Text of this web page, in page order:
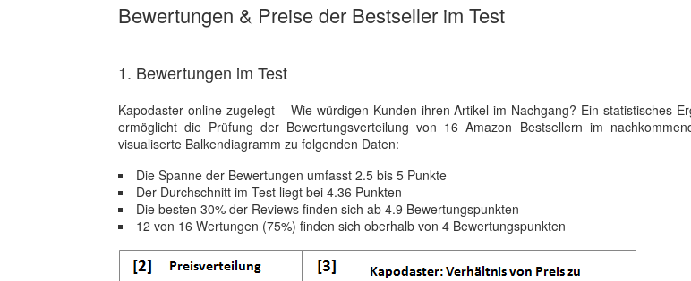
Bewertungen & Preise der Bestseller im Test
1. Bewertungen im Test
Kapodaster online zugelegt – Wie würdigen Kunden ihren Artikel im Nachgang? Ein statistisches
ermöglicht die Prüfung der Bewertungsverteilung von 16 Amazon Bestsellern im
visualiserte Balkendiagramm zu folgenden Daten:
Die Spanne der Bewertungen umfasst 2.5 bis 5 Punkte
Der Durchschnitt im Test liegt bei 4.36 Punkten
Die besten 30% der Reviews finden sich ab 4.9 Bewertungspunkten
12 von 16 Wertungen (75%) finden sich oberhalb von 4 Bewertungspunkten